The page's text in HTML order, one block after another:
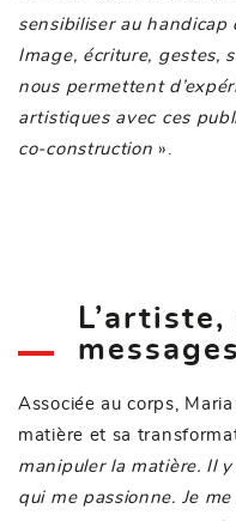
sensibiliser au
Image, écriture, gestes,
nous permettent
artistiques avec ces
co-construction ».
messages
Associée au corps,
matière et sa
manipuler la matière. Il
qui me passionne. Je